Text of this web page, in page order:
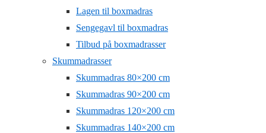
Lagen til boxmadras
Sengegavl til boxmadras
Tilbud på boxmadrasser
Skummadrasser
Skummadras 80×200 cm
Skummadras 90×200 cm
Skummadras 120×200 cm
Skummadras 140×200 cm